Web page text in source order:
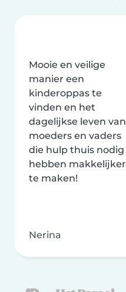
Mooie en veilige
manier een
kinderoppas te
vinden en het
dagelijkse leven van
moeders en vaders
die hulp thuis nodig
hebben makkelijker
te maken!
Nerina